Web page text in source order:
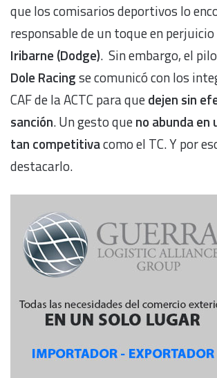
que los comisarios deportivos lo
responsable de un toque en perjuicio
Iribarne (Dodge). Sin embargo, el
Dole Racingse comunicó con los
CAF de la ACTC para quedejen sin
sanción. Un gesto queno abunda
tan competitivacomo el TC. Y por
destacarlo.